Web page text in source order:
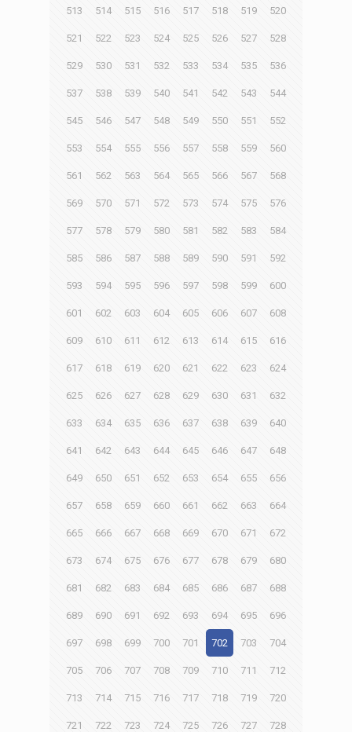
513 514 515 516 517 518 519 520
521 522 523 524 525 526 527 528
529 530 531 532 533 534 535 536
537 538 539 540 541 542 543 544
545 546 547 548 549 550 551 552
553 554 555 556 557 558 559 560
561 562 563 564 565 566 567 568
569 570 571 572 573 574 575 576
577 578 579 580 581 582 583 584
585 586 587 588 589 590 591 592
593 594 595 596 597 598 599 600
601 602 603 604 605 606 607 608
609 610 611 612 613 614 615 616
617 618 619 620 621 622 623 624
625 626 627 628 629 630 631 632
633 634 635 636 637 638 639 640
641 642 643 644 645 646 647 648
649 650 651 652 653 654 655 656
657 658 659 660 661 662 663 664
665 666 667 668 669 670 671 672
673 674 675 676 677 678 679 680
681 682 683 684 685 686 687 688
689 690 691 692 693 694 695 696
697 698 699 700 701 702 703 704
705 706 707 708 709 710 711 712
713 714 715 716 717 718 719 720
721 722 723 724 725 726 727 728